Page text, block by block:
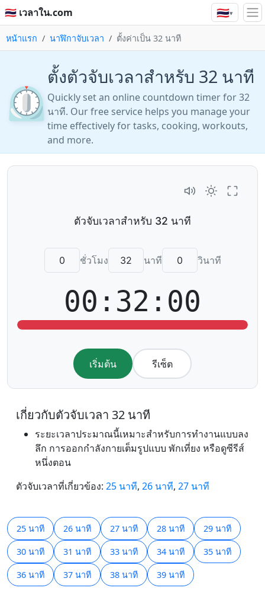
🇹🇭 เวลาใน.com 🇹🇭▾
หน้าแรก นาฬิกาจับเวลา ตั้งค่าเป็น 32 นาที
⏲️
ตั้งตัวจับเวลาสำหรับ 32 นาที
Quickly set an online countdown timer for 32
นาที. Our free service helps you manage your
time effectively for tasks, cooking, workouts,
and more.
ชั่วโมง นาที วินาที
00:32:00
เริ่มต้น รีเซ็ต
เกี่ยวกับตัวจับเวลา 32 นาที
ระยะเวลาประมาณนี้เหมาะสำหรับการทำงานแบบลง
ลึก การออกกำลังกายเต็มรูปแบบ พักเที่ยง หรือดูซีรีส์
หนึ่งตอน
ตัวจับเวลาที่เกี่ยวข้อง: 25 นาที, 26 นาที, 27 นาที
25 นาที 26 นาที 27 นาที 28 นาที 29 นาที
30 นาที 31 นาที 33 นาที 34 นาที 35 นาที
36 นาที 37 นาที 38 นาที 39 นาที